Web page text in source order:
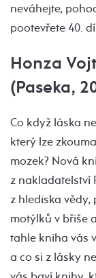
neváhejte,
pootevřete 40.
Honza
(Paseka,
Co když láska
který lze
mozek? Nová
z nakladatelství
z hlediska
motýlků v břiše
tahle kniha vás
a co si z lásky